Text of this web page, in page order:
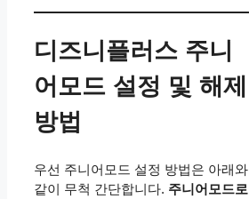
디즈니플러스 주니
어모드 설정 및 해제
방법
우선 주니어모드 설정 방법은 아래와
같이 무척 간단합니다. 주니어모드로